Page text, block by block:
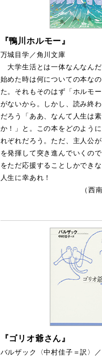
『鴨川ホルモー』
万城目学／角川文庫
大学生活とは一体なんなん
始めた時は何についての本な
た。それもそのはず「ホルモ
がないから。しかし、読み終
だろう「ああ、なんて人生は
か！」と。この本をどのよう
れぞれだろう。ただ、主人公
を発揮して突き進んでいくの
をただ応援することしかでき
人生に幸あれ！
（西
『ゴリオ爺さん』
バルザック〈中村佳子＝訳〉